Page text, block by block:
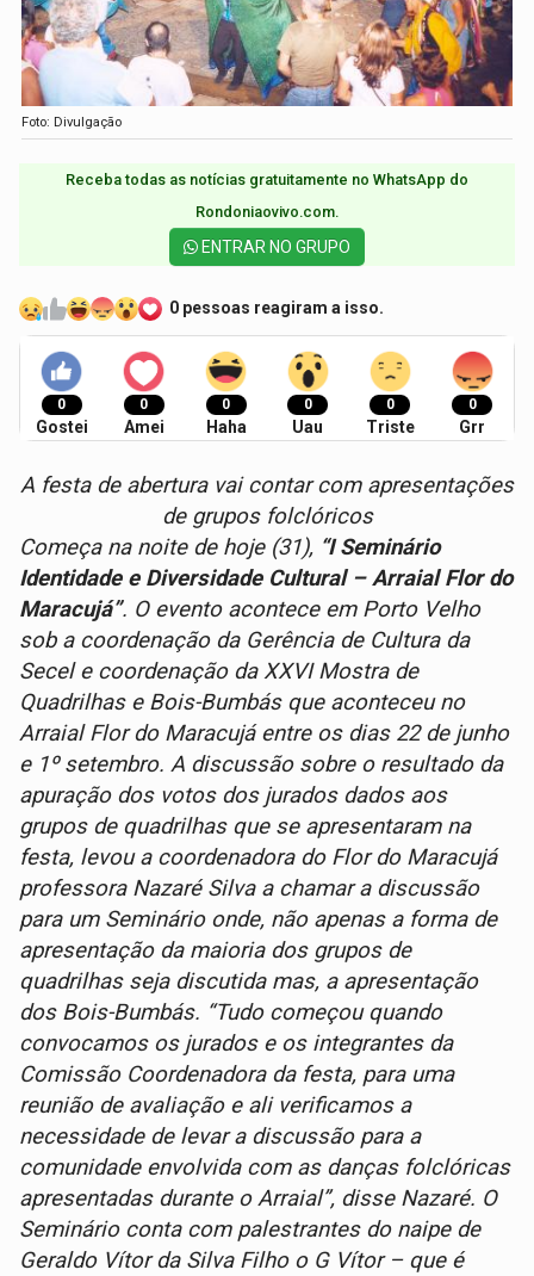
Foto: Divulgação
Receba todas as notícias gratuitamente no WhatsApp do
Rondoniaovivo.com.​
ENTRAR NO GRUPO
0 pessoas reagiram a isso.
0
Gostei
0
Amei
0
Haha
0
Uau
0
Triste
0
Grr
A festa de abertura vai contar com apresentações
de grupos folclóricos
Começa na noite de hoje (31), “I Seminário
Identidade e Diversidade Cultural – Arraial Flor do
Maracujá”. O evento acontece em Porto Velho
sob a coordenação da Gerência de Cultura da
Secel e coordenação da XXVI Mostra de
Quadrilhas e Bois-Bumbás que aconteceu no
Arraial Flor do Maracujá entre os dias 22 de junho
e 1º setembro. A discussão sobre o resultado da
apuração dos votos dos jurados dados aos
grupos de quadrilhas que se apresentaram na
festa, levou a coordenadora do Flor do Maracujá
professora Nazaré Silva a chamar a discussão
para um Seminário onde, não apenas a forma de
apresentação da maioria dos grupos de
quadrilhas seja discutida mas, a apresentação
dos Bois-Bumbás. “Tudo começou quando
convocamos os jurados e os integrantes da
Comissão Coordenadora da festa, para uma
reunião de avaliação e ali verificamos a
necessidade de levar a discussão para a
comunidade envolvida com as danças folclóricas
apresentadas durante o Arraial”, disse Nazaré. O
Seminário conta com palestrantes do naipe de
Geraldo Vítor da Silva Filho o G Vítor – que é